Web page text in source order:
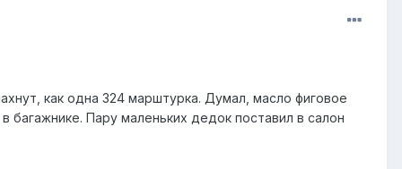
как одна 324 марштурка. Думал, масло фиговое
багажнике. Пару маленьких дедок поставил в салон